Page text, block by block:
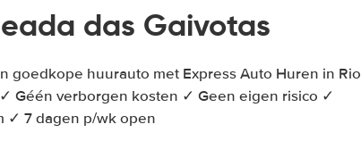
das Gaivotas
goedkope huurauto met Express Auto Huren in Rio
Géén verborgen kosten ✓ Geen eigen risico ✓
✓ 7 dagen p/wk open